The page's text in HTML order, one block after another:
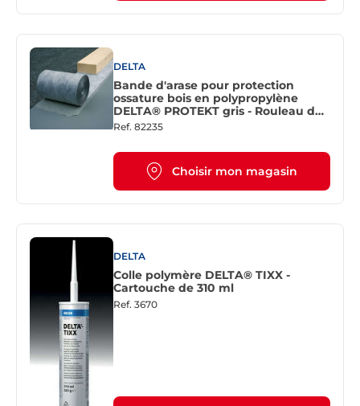
DELTA
Bande d'arase pour protection
ossature bois en polypropylène
DELTA® PROTEKT gris - Rouleau de
L. 25 m x l. 250 mm
Ref. 82235
Choisir mon magasin
DELTA
Colle polymère DELTA® TIXX -
Cartouche de 310 ml
Ref. 3670